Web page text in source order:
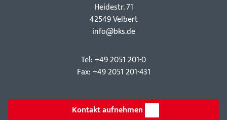
Hei­destr. 71
42549 Velbert
info@bks.de
Tel: +49 2051 201-0
Fax: +49 2051 201-431
Kontakt aufnehmen